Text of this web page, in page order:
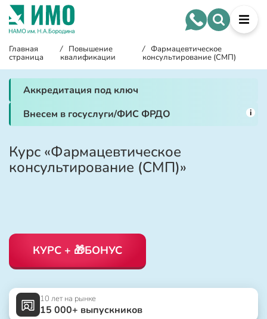
Главная
страница
/ Повышение
квалификации
/ Фармацевтическое
консультирование (СМП)
Аккредитация под ключ
Внесем в госуслуги/ФИС ФРДО
i
Курс «Фармацевтическое
консультирование (СМП)»
КУРС + 🎁БОНУС
10 лет на рынке
15 000+ выпускников